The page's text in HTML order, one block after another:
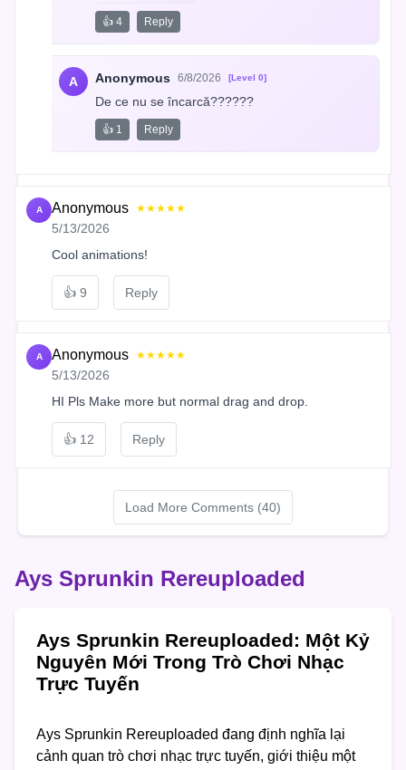
👍 4 Reply
A Anonymous 6/8/2026 [Level 0]
De ce nu se încarcă??????
👍 1 Reply
A Anonymous ★★★★★
5/13/2026
Cool animations!
👍 9 Reply
A Anonymous ★★★★★
5/13/2026
HI Pls Make more but normal drag and drop.
👍 12 Reply
Load More Comments (40)
Ays Sprunkin Rereuploaded
Ays Sprunkin Rereuploaded: Một Kỷ
Nguyên Mới Trong Trò Chơi Nhạc
Trực Tuyến
Ays Sprunkin Rereuploaded đang định nghĩa lại
cảnh quan trò chơi nhạc trực tuyến, giới thiệu một